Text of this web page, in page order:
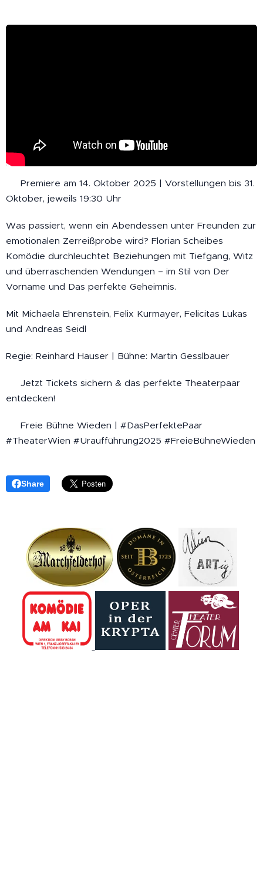
💥 Premiere am 14. Oktober 2025 | Vorstellungen bis 31.
Oktober, jeweils 19:30 Uhr
Was passiert, wenn ein Abendessen unter Freunden zur
emotionalen Zerreißprobe wird? Florian Scheibes
Komödie durchleuchtet Beziehungen mit Tiefgang, Witz
und überraschenden Wendungen – im Stil von Der
Vorname und Das perfekte Geheimnis.
Mit Michaela Ehrenstein, Felix Kurmayer, Felicitas Lukas
und Andreas Seidl
Regie: Reinhard Hauser | Bühne: Martin Gesslbauer
🎟 Jetzt Tickets sichern & das perfekte Theaterpaar
entdecken!
📍 Freie Bühne Wieden | #DasPerfektePaar
#TheaterWien #Uraufführung2025 #FreieBühneWieden
Share